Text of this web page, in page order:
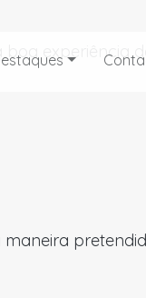
experiência